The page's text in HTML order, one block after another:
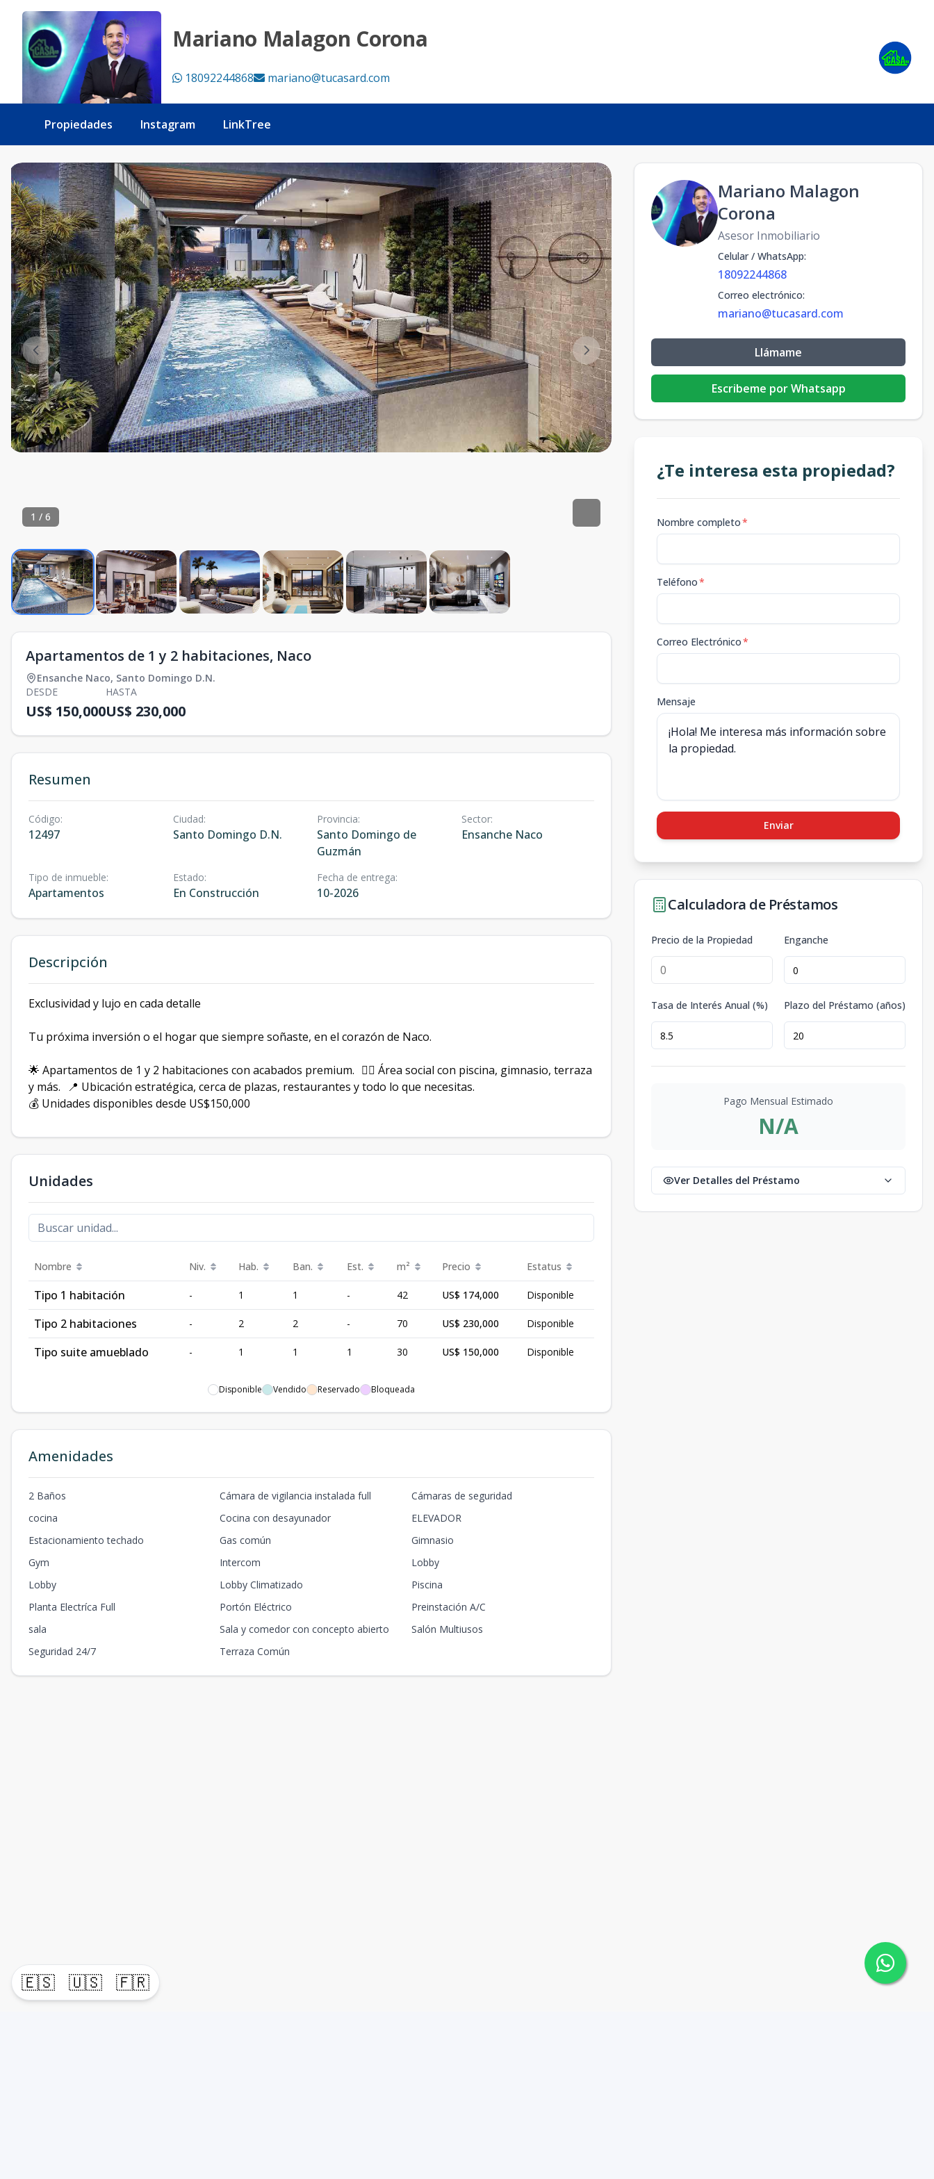
🇪🇸 🇺🇸 🇫🇷
Mariano Malagon Corona
18092244868 mariano@tucasard.com
Propiedades Instagram LinkTree
1 / 6
Apartamentos de 1 y 2 habitaciones, Naco
Ensanche Naco, Santo Domingo D.N.
DESDE
US$ 150,000
HASTA
US$ 230,000
Resumen
Código:
12497
Ciudad:
Santo Domingo D.N.
Provincia:
Santo Domingo de
Guzmán
Sector:
Ensanche Naco
Tipo de inmueble:
Apartamentos
Estado:
En Construcción
Fecha de entrega:
10-2026
Descripción
Exclusividad y lujo en cada detalle
Tu próxima inversión o el hogar que siempre soñaste, en el corazón de Naco.
🌟 Apartamentos de 1 y 2 habitaciones con acabados premium. 🏊‍♂️ Área social con piscina, gimnasio, terraza
y más. 📍 Ubicación estratégica, cerca de plazas, restaurantes y todo lo que necesitas.
💰 Unidades disponibles desde US$150,000
Unidades
Nombre Niv. Hab. Ban. Est. m² Precio Estatus
Tipo 1 habitación - 1 1 - 42 US$ 174,000 Disponible
Tipo 2 habitaciones - 2 2 - 70 US$ 230,000 Disponible
Tipo suite amueblado - 1 1 1 30 US$ 150,000 Disponible
Disponible Vendido Reservado Bloqueada
Amenidades
2 Baños Cámara de vigilancia instalada full
Cámaras de seguridad
cocina
Cocina con desayunador
ELEVADOR
Estacionamiento techado
Gas común
Gimnasio
Gym
Intercom
Lobby
Lobby
Lobby Climatizado
Piscina
Planta Electríca Full
Portón Eléctrico
Preinstación A/C
sala
Sala y comedor con concepto abierto
Salón Multiusos
Seguridad 24/7
Terraza Común
Mariano Malagon
Corona
Asesor Inmobiliario
Celular / WhatsApp:
18092244868
Correo electrónico:
mariano@tucasard.com
Llámame
Escribeme por Whatsapp
¿Te interesa esta propiedad?
Nombre completo*
Teléfono*
Correo Electrónico*
Mensaje
Enviar
Calculadora de Préstamos
Precio de la Propiedad Enganche
Tasa de Interés Anual (%) Plazo del Préstamo (años)
Pago Mensual Estimado
N/A
Ver Detalles del Préstamo
Apartamentos de 1 y 2 habitaciones, Naco - Tu Casa RD